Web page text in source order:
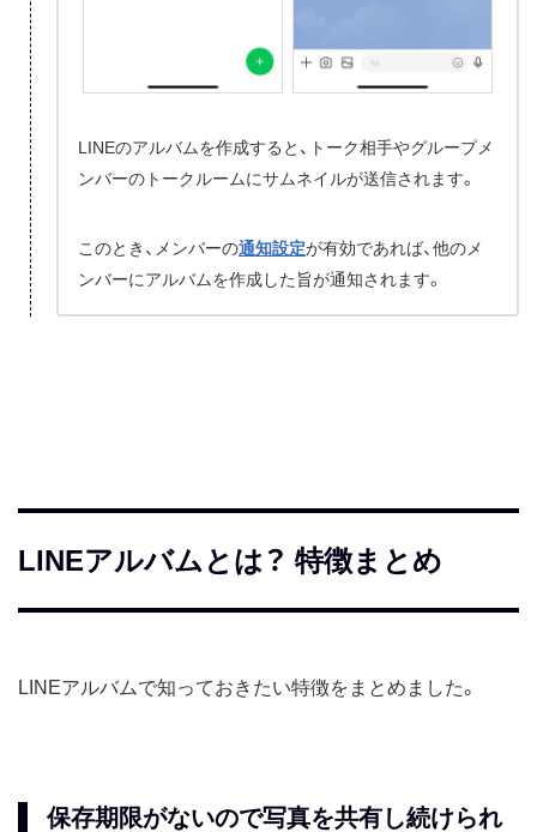
LINEのアルバムを作成すると、トーク相手やグループメ
ンバーのトークルームにサムネイルが送信されます。
このとき、メンバーの通知設定が有効であれば、他のメ
ンバーにアルバムを作成した旨が通知されます。
LINEアルバムとは？ 特徴まとめ
LINEアルバムで知っておきたい特徴をまとめました。
保存期限がないので写真を共有し続けられ